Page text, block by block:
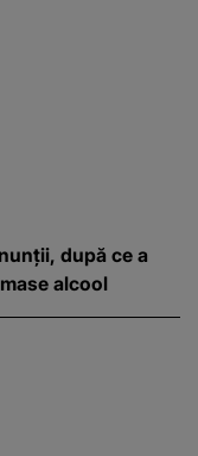
după ce a
alcool